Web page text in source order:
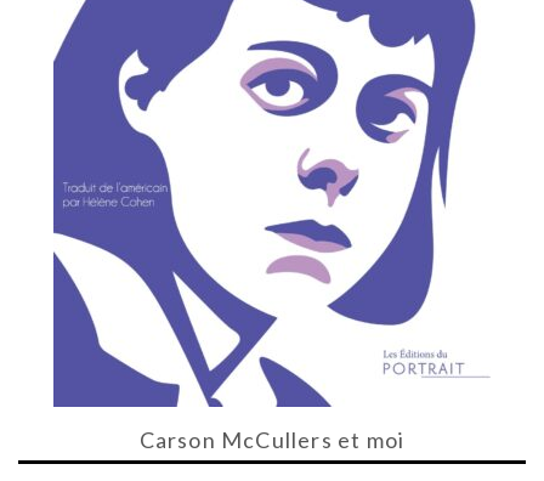
Carson McCullers et moi